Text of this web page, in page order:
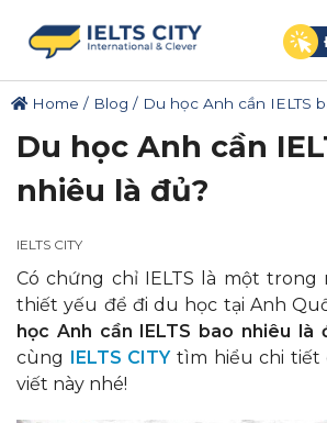
Home / Blog / Du học Anh cần IELTS
Du học Anh cần
nhiêu là đủ?
IELTS CITY
Có chứng chỉ IELTS là một trong
thiết yếu để đi du học tại Anh
học Anh cần IELTS bao nhiêu là
cùng IELTS CITYtìm hiểu chi tiết
viết này nhé!